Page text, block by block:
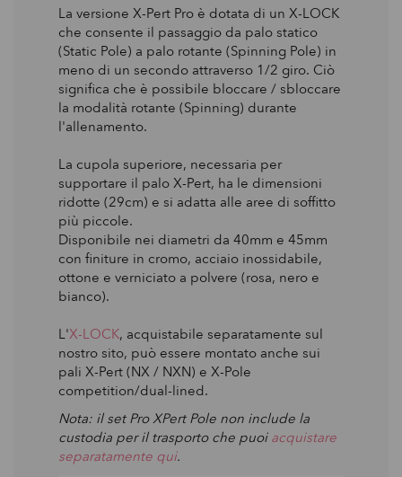
La versione X-Pert Pro è dotata di un X-LOCK
che consente il passaggio da palo statico
(Static Pole) a palo rotante (Spinning Pole) in
meno di un secondo attraverso 1/2 giro. Ciò
significa che è possibile bloccare / sbloccare
la modalità rotante (Spinning) durante
l'allenamento.
La cupola superiore, necessaria per
supportare il palo X-Pert, ha le dimensioni
ridotte (29cm) e si adatta alle aree di soffitto
più piccole.
Disponibile nei diametri da 40mm e 45mm
con finiture in cromo, acciaio inossidabile,
ottone e verniciato a polvere (rosa, nero e
bianco).
L'X-LOCK, acquistabile separatamente sul
nostro sito, può essere montato anche sui
pali X-Pert (NX / NXN) e X-Pole
competition/dual-lined.
Nota: il set Pro XPert Pole non include la
custodia per il trasporto che puoi acquistare
separatamente qui.